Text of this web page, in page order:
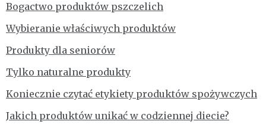
Bogactwo produktów pszczelich
Wybieranie właściwych produktów
Produkty dla seniorów
Tylko naturalne produkty
Koniecznie czytać etykiety produktów spożywczych
Jakich produktów unikać w codziennej diecie?